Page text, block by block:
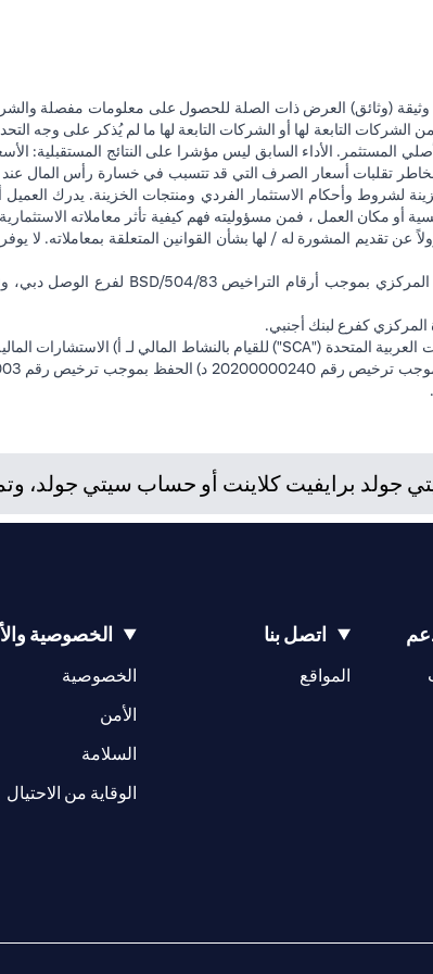
(وثائق) العرض ذات الصلة للحصول على معلومات مفصلة
التابعة لها أو الشركات التابعة لها ما لم يُذكر على وجه
المستثمر. الأداء السابق ليس مؤشرا على النتائج المستقبلية:
تقلبات أسعار الصرف التي قد تتسبب في خسارة رأس المال عند
لشروط وأحكام الاستثمار الفردي ومنتجات الخزينة. يدرك
أو مكان العمل ، فمن مسؤوليته فهم كيفية تأثر معاملاته الاستثمارية
تقديم المشورة له / لها بشأن القوانين المتعلقة بمعاملاته. لا
كفرع لبنك أجنبي.
.
برايفيت كلاينت أو حساب سيتي جولد،
اتصل بنا
المواقع
(opens in a new tab)
الخصوصية
الخصوصية
الأمن
السلامة
الوقاية من الاحتيال